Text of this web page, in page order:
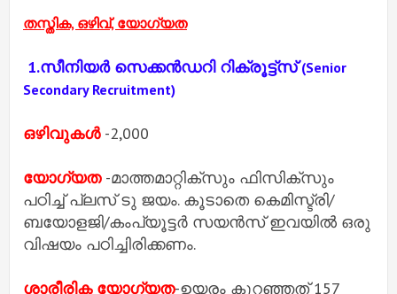
തസ്തിക, ഒഴിവ്, യോഗ്യത
1.സീനിയര്‍ സെക്കന്‍ഡറി റിക്രൂട്ട്‌സ്(Senior
Secondary Recruitment)
ഒഴിവുകൾ -2,000
യോഗ്യത -മാത്തമാറ്റിക്സും ഫിസിക്സും
പഠിച്ച് പ്ലസ് ടു ജയം. കൂടാതെ കെമിസ്ട്രി/
ബയോളജി/കംപ്യൂട്ടര്‍ സയന്‍സ് ഇവയില്‍ ഒരു
വിഷയം പഠിച്ചിരിക്കണം.
ശാരീരിക യോഗ്യത-ഉയരം കുറഞ്ഞത് 157